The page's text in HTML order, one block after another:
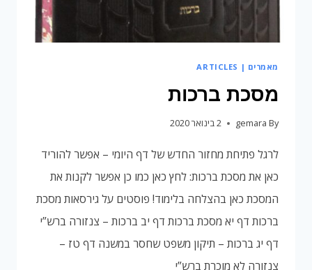
מאמרים | ARTICLES
מסכת ברכות
By
gemara 2 בינואר 2020
לרגל פתיחת מחזור החדש של דף היומי – אפשר להוריד
כאן את מסכת ברכות: לחץ כאן כמו כן אפשר לקנות את
המסכת כאן בהצלחה בלימוד! פוסטים על גירסאות מסכת
ברכות דף יא מסכת ברכות דף יב ברכות – צנזורה ברש”י
דף יג ברכות – תיקון משפט שחסר במשנה דף טז –
צנזורה לא מוכרת ברש”י